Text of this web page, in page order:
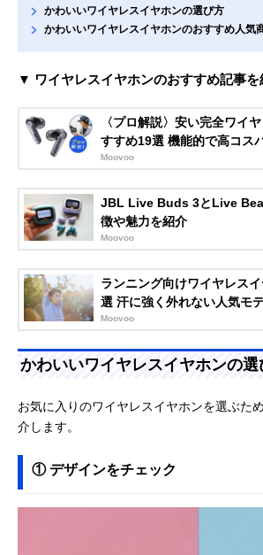
かわいいワイヤレスイヤホンの選び方
かわいいワイヤレスイヤホンのおすすめ人気
▼ ワイヤレスイヤホンのおすすめ記事を
〈プロ解説〉安い完全ワイ
すすめ19選 機能的で高コス
Moovoo
JBL Live Buds 3とLive
徴や魅力を紹介
Moovoo
ランニング向けワイヤレス
選 汗に強く外れない人気モ
Moovoo
かわいいワイヤレスイヤホンの選
お気に入りのワイヤレスイヤホンを選ぶた
介します。
① デザインをチェック